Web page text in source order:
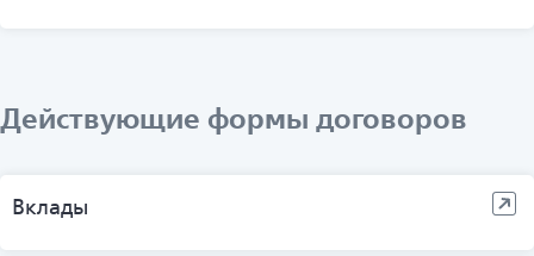
Действующие формы договоров
Вклады